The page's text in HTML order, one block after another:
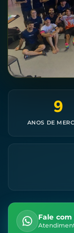
9
ANOS DE
Fale